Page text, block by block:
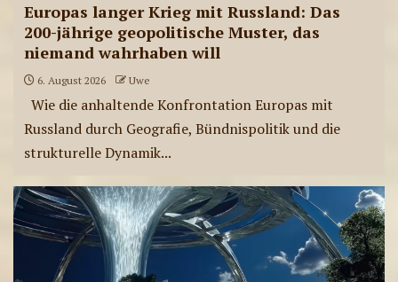
11
Europas langer Krieg mit Russland: Das
200-jährige geopolitische Muster, das
niemand wahrhaben will
6. August 2026 Uwe
Wie die anhaltende Konfrontation Europas mit
Russland durch Geografie, Bündnispolitik und die
strukturelle Dynamik...